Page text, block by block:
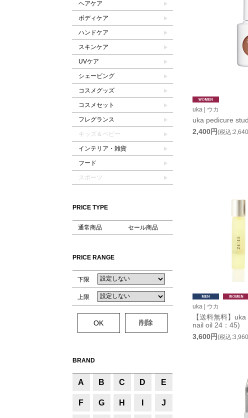
ヘアケア
ボディケア
ハンドケア
スキンケア
UVケア
シェービング
コスメグッズ
コスメセット
フレグランス
キッズ＆ベビー
インテリア・雑貨
フード
スポーツ
PRICE TYPE
通常商品 セール商品
PRICE RANGE
下限
上限
BRAND
A B C D E
F G H J
uka | ウカ
uka pedicure
2,400円(税込
uka | ウカ
【送料無料】
nail oil 24：45)
3,600円(税込